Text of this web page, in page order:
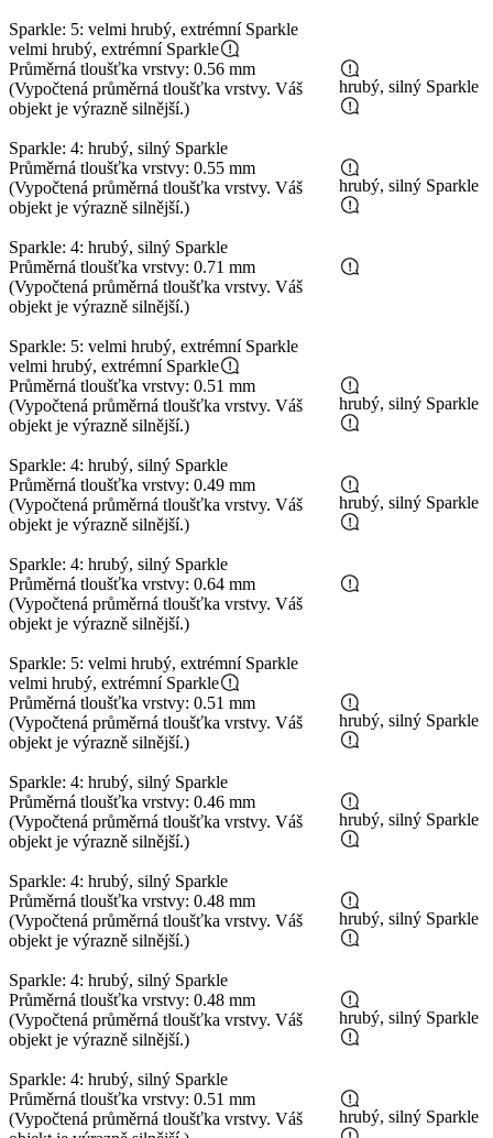
Sparkle: 5: velmi hrubý, extrémní Sparkle
velmi hrubý, extrémní Sparkle
Průměrná tloušťka vrstvy: 0.56 mm
(Vypočtená průměrná tloušťka vrstvy. Váš
objekt je výrazně silnější.)
Sparkle: 4: hrubý, silný Sparkle
hrubý, silný Sparkle
Průměrná tloušťka vrstvy: 0.55 mm
(Vypočtená průměrná tloušťka vrstvy. Váš
objekt je výrazně silnější.)
Sparkle: 4: hrubý, silný Sparkle
hrubý, silný Sparkle
Průměrná tloušťka vrstvy: 0.71 mm
(Vypočtená průměrná tloušťka vrstvy. Váš
objekt je výrazně silnější.)
Sparkle: 5: velmi hrubý, extrémní Sparkle
velmi hrubý, extrémní Sparkle
Průměrná tloušťka vrstvy: 0.51 mm
(Vypočtená průměrná tloušťka vrstvy. Váš
objekt je výrazně silnější.)
Sparkle: 4: hrubý, silný Sparkle
hrubý, silný Sparkle
Průměrná tloušťka vrstvy: 0.49 mm
(Vypočtená průměrná tloušťka vrstvy. Váš
objekt je výrazně silnější.)
Sparkle: 4: hrubý, silný Sparkle
hrubý, silný Sparkle
Průměrná tloušťka vrstvy: 0.64 mm
(Vypočtená průměrná tloušťka vrstvy. Váš
objekt je výrazně silnější.)
Sparkle: 5: velmi hrubý, extrémní Sparkle
velmi hrubý, extrémní Sparkle
Průměrná tloušťka vrstvy: 0.51 mm
(Vypočtená průměrná tloušťka vrstvy. Váš
objekt je výrazně silnější.)
Sparkle: 4: hrubý, silný Sparkle
hrubý, silný Sparkle
Průměrná tloušťka vrstvy: 0.46 mm
(Vypočtená průměrná tloušťka vrstvy. Váš
objekt je výrazně silnější.)
Sparkle: 4: hrubý, silný Sparkle
hrubý, silný Sparkle
Průměrná tloušťka vrstvy: 0.48 mm
(Vypočtená průměrná tloušťka vrstvy. Váš
objekt je výrazně silnější.)
Sparkle: 4: hrubý, silný Sparkle
hrubý, silný Sparkle
Průměrná tloušťka vrstvy: 0.48 mm
(Vypočtená průměrná tloušťka vrstvy. Váš
objekt je výrazně silnější.)
Sparkle: 4: hrubý, silný Sparkle
hrubý, silný Sparkle
Průměrná tloušťka vrstvy: 0.51 mm
(Vypočtená průměrná tloušťka vrstvy. Váš
hrubý, silný Sparkle